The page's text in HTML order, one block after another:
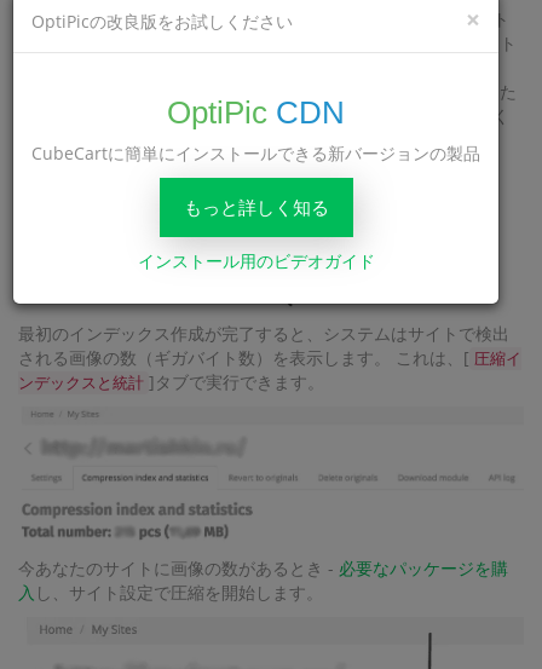
プラグインをサイトにアップロードした後、サイト設定でサイト
のインデックス作成をアクティブにし、OptiPicシステムがサイト
これは24時間以内に行われます。 プロセスをスピードアップした
い場合は、インデックス作成のためにサイトを手動で送信してく
最初のインデックス作成が完了すると、システムはサイトで検出
される画像の数（ギガバイト数）を表示します。 これは、[ 圧縮イ
ンデックスと統計 ]タブで実行できます。
今あなたのサイトに画像の数があるとき - 必要なパッケージを購
入 し、サイト設定で圧縮を開始します。
×
OptiPicの改良版をお試しください
OptiPic CDN
CubeCartに簡単にインストールできる新バージョンの製品
もっと詳しく知る
インストール用のビデオガイド